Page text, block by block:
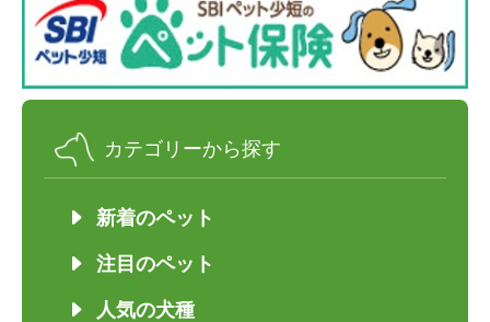
カテゴリーから探す
新着のペット
注目のペット
人気の犬種